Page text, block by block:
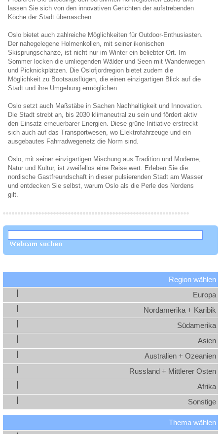
lassen Sie sich von den innovativen Gerichten der aufstrebenden
Köche der Stadt überraschen.
Oslo bietet auch zahlreiche Möglichkeiten für Outdoor-Enthusiasten.
Der nahegelegene Holmenkollen, mit seiner ikonischen
Skisprungschanze, ist nicht nur im Winter ein beliebter Ort. Im
Sommer locken die umliegenden Wälder und Seen mit Wanderwegen
und Picknickplätzen. Die Oslofjordregion bietet zudem die
Möglichkeit zu Bootsausflügen, die einen einzigartigen Blick auf die
Stadt und ihre Umgebung ermöglichen.
Oslo setzt auch Maßstäbe in Sachen Nachhaltigkeit und Innovation.
Die Stadt strebt an, bis 2030 klimaneutral zu sein und fördert aktiv
den Einsatz erneuerbarer Energien. Diese grüne Initiative erstreckt
sich auch auf das Transportwesen, wo Elektrofahrzeuge und ein
ausgebautes Fahrradwegenetz die Norm sind.
Oslo, mit seiner einzigartigen Mischung aus Tradition und Moderne,
Natur und Kultur, ist zweifellos eine Reise wert. Erleben Sie die
nordische Gastfreundschaft in dieser pulsierenden Stadt am Wasser
und entdecken Sie selbst, warum Oslo als die Perle des Nordens
gilt.
Region wählen
Europa
Nordamerika + Karibik
Südamerika
Asien
Australien + Ozeanien
Russland + Mittlerer Osten
Afrika
Sonstige
Thema wählen